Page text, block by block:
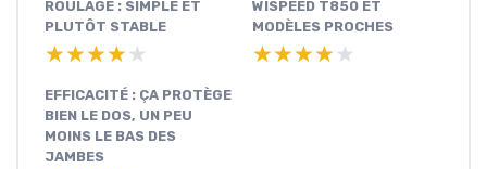
ROULAGE : SIMPLE ET
PLUTÔT STABLE
★★★★★
★★★★★
WISPEED T850 ET
MODÈLES PROCHES
★★★★★
★★★★★
EFFICACITÉ : ÇA PROTÈGE
BIEN LE DOS, UN PEU
MOINS LE BAS DES
JAMBES